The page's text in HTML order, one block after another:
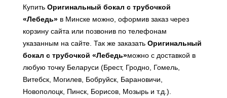
Купить Оригинальный бокал с трубочкой
«Лебедь» в Минске можно, оформив заказ через
корзину сайта или позвонив по телефонам
указанным на сайте. Так же заказать Оригинальный
бокал с трубочкой «Лебедь»можно с доставкой в
любую точку Беларуси (Брест, Гродно, Гомель,
Витебск, Могилев, Бобруйск, Барановичи,
Новополоцк, Пинск, Борисов, Мозырь и т.д.).